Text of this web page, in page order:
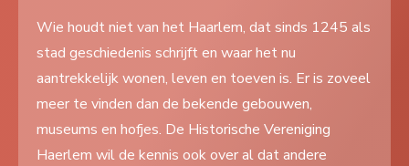
Lezen
Over ons
Wie houdt niet van het Haarlem, dat sinds 1245 als
stad geschiedenis schrijft en waar het nu
aantrekkelijk wonen, leven en toeven is. Er is zoveel
meer te vinden dan de bekende gebouwen,
museums en hofjes. De Historische Vereniging
Haerlem wil de kennis ook over al dat andere